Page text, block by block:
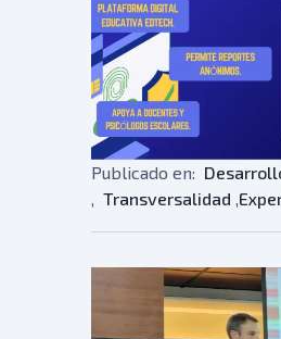
Publicado en:
, Transversalidad ,